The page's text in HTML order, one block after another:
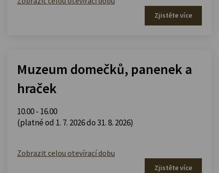
Zjistěte více
Muzeum domečků, panenek a
hraček
10.00 - 16.00
(platné od 1. 7. 2026 do 31. 8. 2026)
Zobrazit celou otevírací dobu
Zjistěte více